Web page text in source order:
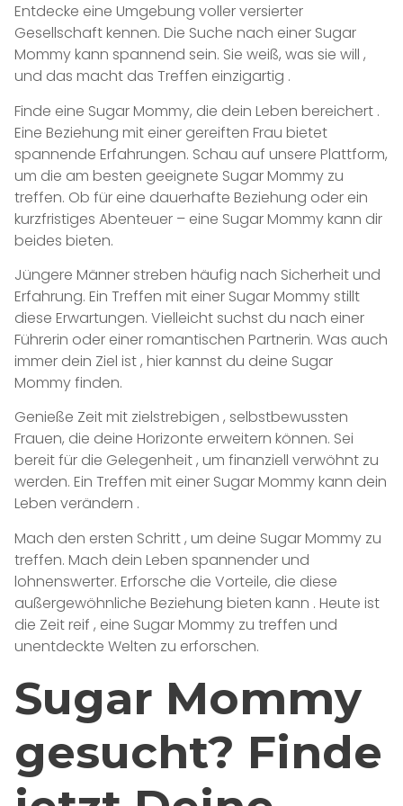
Entdecke eine Umgebung voller versierter
Gesellschaft kennen. Die Suche nach einer Sugar
Mommy kann spannend sein. Sie weiß, was sie will ,
und das macht das Treffen einzigartig .
Finde eine Sugar Mommy, die dein Leben bereichert .
Eine Beziehung mit einer gereiften Frau bietet
spannende Erfahrungen. Schau auf unsere Plattform,
um die am besten geeignete Sugar Mommy zu
treffen. Ob für eine dauerhafte Beziehung oder ein
kurzfristiges Abenteuer – eine Sugar Mommy kann dir
beides bieten.
Jüngere Männer streben häufig nach Sicherheit und
Erfahrung. Ein Treffen mit einer Sugar Mommy stillt
diese Erwartungen. Vielleicht suchst du nach einer
Führerin oder einer romantischen Partnerin. Was auch
immer dein Ziel ist , hier kannst du deine Sugar
Mommy finden.
Genieße Zeit mit zielstrebigen , selbstbewussten
Frauen, die deine Horizonte erweitern können. Sei
bereit für die Gelegenheit , um finanziell verwöhnt zu
werden. Ein Treffen mit einer Sugar Mommy kann dein
Leben verändern .
Mach den ersten Schritt , um deine Sugar Mommy zu
treffen. Mach dein Leben spannender und
lohnenswerter. Erforsche die Vorteile, die diese
außergewöhnliche Beziehung bieten kann . Heute ist
die Zeit reif , eine Sugar Mommy zu treffen und
unentdeckte Welten zu erforschen.
Sugar Mommy
gesucht? Finde